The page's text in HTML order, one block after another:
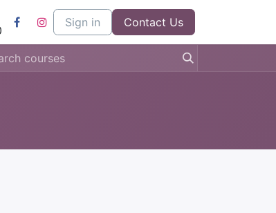
bij ons werken Contact us
Sign in Contact Us